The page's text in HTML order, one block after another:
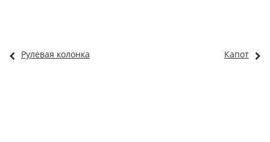
Рулевая колонка Капот